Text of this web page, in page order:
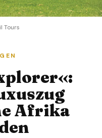
Tours
Afrika